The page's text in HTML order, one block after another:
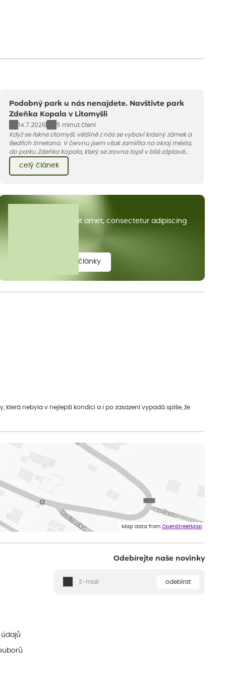
Podobný park u nás nenajdete. Navštivte park
Zdeňka Kopala v Litomyšli
14.7.2026
5 minut čtení
Když se řekne Litomyšl, většině z nás se vybaví krásný zámek a
Bedřich Smetana. V červnu jsem však zamířila na okraj města,
do parku Zdeňka Kopala, který se zrovna topil v bílé záplavě
kvetoucích kopretin. Fotky řeknou víc než slova, přidávám k
nim pár řádků o tom, jak tento jedinečný kus krajiny vznikl.
celý článek
Lorem ipsum dolor sit amet, consectetur adipiscing
zobrazit všechny články
nebyla v nejlepší kondici a i po zasazení vypadá spíše, že
Map data from OpenStreetMap
Odebírejte naše novinky
odebírat